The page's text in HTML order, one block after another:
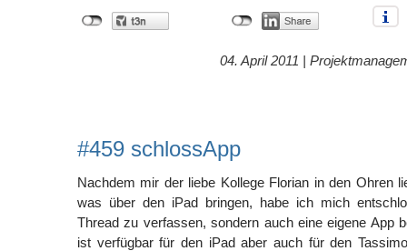
04. April 2011 |
#459 schlossApp
Nachdem mir der liebe Kollege Florian in den Ohren
was über den iPad bringen, habe ich mich
Thread zu verfassen, sondern auch eine eigene App
ist verfügbar für den iPad aber auch für den